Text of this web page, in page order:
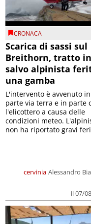
CRONACA
Scarica di sassi sul
Breithorn, tratto in
salvo alpinista
una gamba
cervinia Alessandro
il 07/
L'intervento è avvenuto in
parte via terra e in parte
l'elicottero a causa delle
condizioni meteo.
non ha riportato gravi